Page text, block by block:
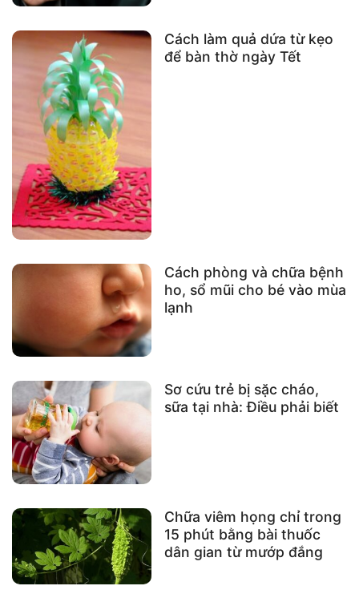
Cách làm quả dứa từ kẹo
để bàn thờ ngày Tết
Cách phòng và chữa bệnh
ho, sổ mũi cho bé vào mùa
lạnh
Sơ cứu trẻ bị sặc cháo,
sữa tại nhà: Điều phải biết
Chữa viêm họng chỉ trong
15 phút bằng bài thuốc
dân gian từ mướp đắng